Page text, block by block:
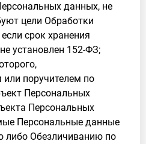
данных, не
цели Обработки
срок хранения
установлен 152-ФЗ;
или поручителем по
Персональных
Персональных
Персональные данные
либо Обезличиванию по